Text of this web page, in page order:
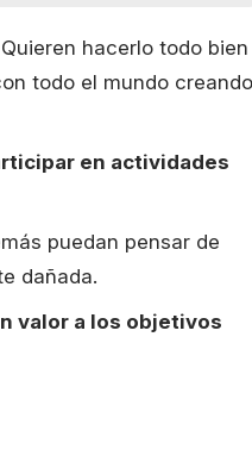
Quieren hacerlo todo bien
todo el mundo creando
en actividades
puedan pensar de
dañada.
valor a los objetivos